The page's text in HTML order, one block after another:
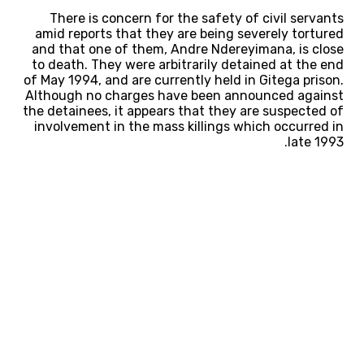
There is concern for the safety of civil servants
amid reports that they are being severely tortured
and that one of them, Andre Ndereyimana, is close
to death. They were arbitrarily detained at the end
of May 1994, and are currently held in Gitega prison.
Although no charges have been announced against
the detainees, it appears that they are suspected of
involvement in the mass killings which occurred in
late 1993.